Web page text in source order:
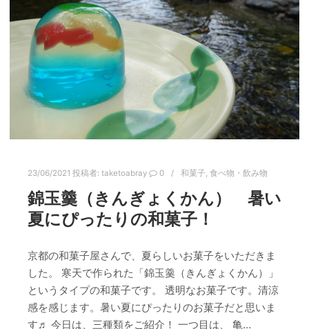
23/06/2021 投稿者: taketoabray 0 和菓子, 食べ物・飲み物
錦玉羹（きんぎょくかん） 暑い
夏にぴったりの和菓子！
京都の和菓子屋さんで、夏らしいお菓子をいただきま
した。 寒天で作られた「錦玉羹（きんぎょくかん）」
というタイプの和菓子です。 透明なお菓子です。清涼
感を感じます。暑い夏にぴったりのお菓子だと思いま
す♬ 今日は、三種類をご紹介！ 一つ目は、 亀…